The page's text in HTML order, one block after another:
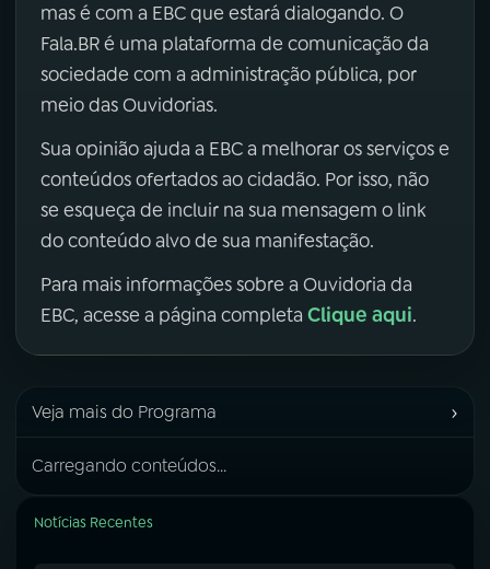
mas é com a EBC que estará dialogando. O
Fala.BR é uma plataforma de comunicação da
sociedade com a administração pública, por
meio das Ouvidorias.
Sua opinião ajuda a EBC a melhorar os serviços e
conteúdos ofertados ao cidadão. Por isso, não
se esqueça de incluir na sua mensagem o link
do conteúdo alvo de sua manifestação.
Para mais informações sobre a Ouvidoria da
EBC, acesse a página completa Clique aqui.
Veja mais do Programa ›
Carregando conteúdos...
Notícias Recentes